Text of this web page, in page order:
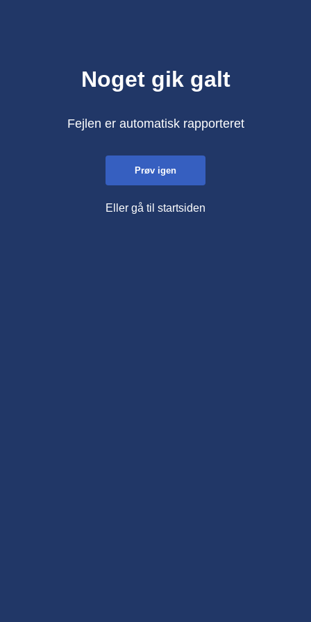
Noget gik galt
Fejlen er automatisk rapporteret
Prøv igen
Eller gå til startsiden